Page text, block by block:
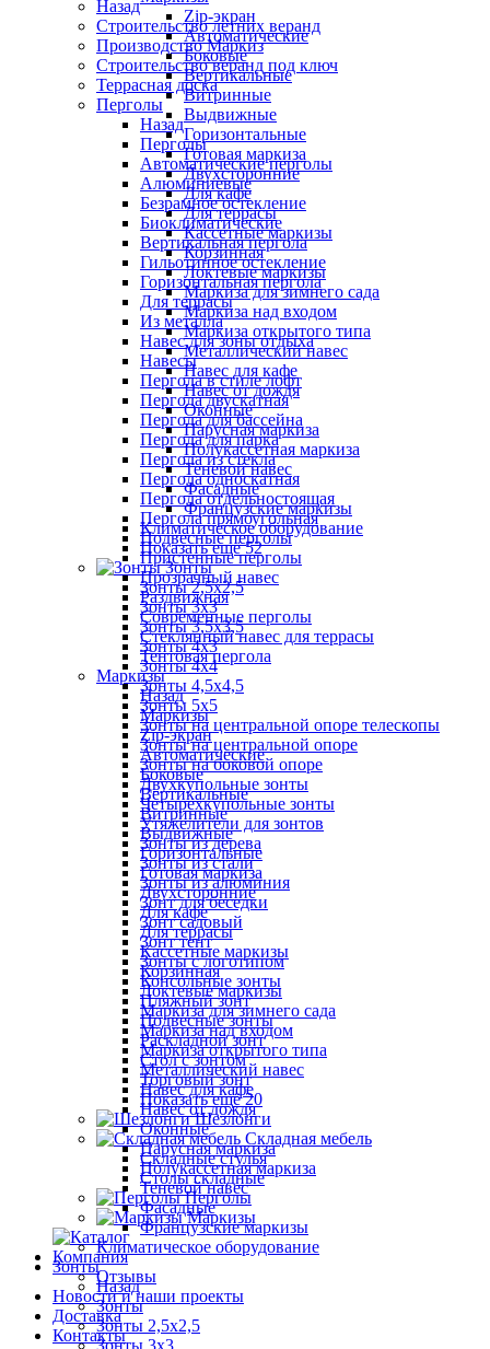
Zip-экран
Автоматические
Боковые
Вертикальные
Витринные
Выдвижные
Горизонтальные
Готовая маркиза
Двухсторонние
Для кафе
Для террасы
Кассетные маркизы
Корзинная
Локтевые маркизы
Маркиза для зимнего сада
Маркиза над входом
Маркиза открытого типа
Металлический навес
Навес для кафе
Навес от дождя
Оконные
Парусная маркиза
Полукассетная маркиза
Теневой навес
Фасадные
Французские маркизы
Климатическое оборудование
Показать ещё 52
Зонты
Зонты 2,5х2,5
Зонты 3х3
Зонты 3,5х3,5
Зонты 4х3
Зонты 4х4
Зонты 4,5х4,5
Зонты 5х5
Зонты на центральной опоре телескопы
Зонты на центральной опоре
Зонты на боковой опоре
Двухкупольные зонты
Четырехкупольные зонты
Утяжелители для зонтов
Зонты из дерева
Зонты из стали
Зонты из алюминия
Зонт для беседки
Зонт садовый
Зонт тент
Зонты с логотипом
Консольные зонты
Пляжный зонт
Подвесные зонты
Раскладной зонт
Стол с зонтом
Торговый зонт
Показать ещё 20
Шезлонги
Складная мебель
Складные стулья
Столы складные
Перголы
Маркизы
Компания
Отзывы
Новости и наши проекты
Доставка
Контакты
Назад
Строительство летних веранд
Производство Маркиз
Строительство веранд под ключ
Террасная доска
Перголы
Назад
Перголы
Автоматические перголы
Алюминиевые
Безрамное остекление
Биоклиматические
Вертикальная пергола
Гильотинное остекление
Горизонтальная пергола
Для террасы
Из металла
Навес для зоны отдыха
Навесы
Пергола в стиле лофт
Пергола двускатная
Пергола для бассейна
Пергола для парка
Пергола из стекла
Пергола односкатная
Пергола отдельностоящая
Пергола прямоугольная
Подвесные перголы
Пристенные перголы
Прозрачный навес
Раздвижная
Современные перголы
Стеклянный навес для террасы
Тентовая пергола
Маркизы
Назад
Маркизы
Zip-экран
Автоматические
Боковые
Вертикальные
Витринные
Выдвижные
Горизонтальные
Готовая маркиза
Двухсторонние
Для кафе
Для террасы
Кассетные маркизы
Корзинная
Локтевые маркизы
Маркиза для зимнего сада
Маркиза над входом
Маркиза открытого типа
Металлический навес
Навес для кафе
Навес от дождя
Оконные
Парусная маркиза
Полукассетная маркиза
Теневой навес
Фасадные
Французские маркизы
Климатическое оборудование
Зонты
Назад
Зонты
Зонты 2,5х2,5
Зонты 3х3